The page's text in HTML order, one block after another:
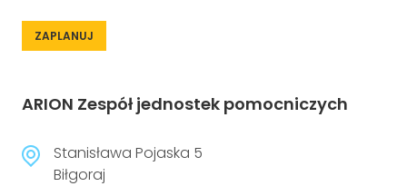
ZAPLANUJ
ARION Zespół jednostek pomocniczych
Stanisława Pojaska 5
Biłgoraj